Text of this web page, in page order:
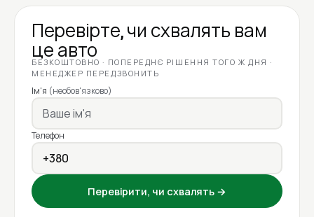
Перевірте, чи схвалять вам
це авто
БЕЗКОШТОВНО · ПОПЕРЕДНЄ РІШЕННЯ ТОГО Ж ДНЯ ·
МЕНЕДЖЕР ПЕРЕДЗВОНИТЬ
Ім'я (необов'язково)
Телефон
Перевірити, чи схвалять →